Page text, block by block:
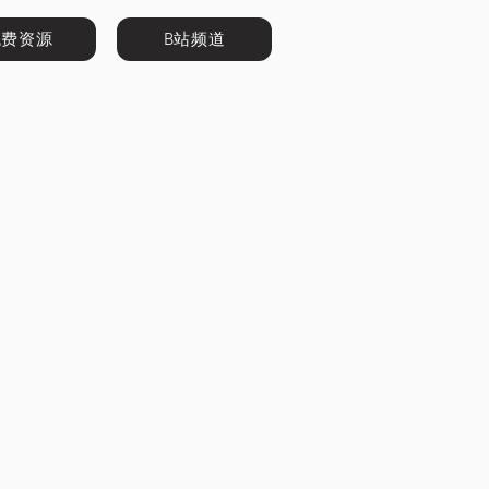
资源 B站频道